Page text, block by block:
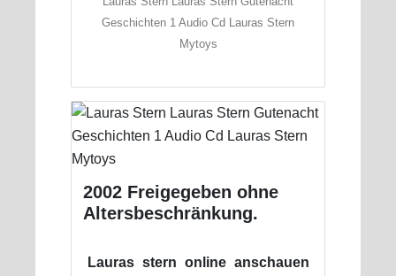
Geschichten 1 Audio Cd Lauras Stern
Mytoys
2002 Freigegeben ohne
Altersbeschränkung.
Lauras stern online anschauen